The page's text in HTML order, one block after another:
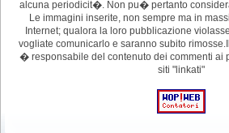
alcuna periodicit�. Non pu� pertanto
Le immagini inserite, non sempre ma in
Internet; qualora la loro pubblicazione
vogliate comunicarlo e saranno subito
� responsabile del contenuto dei commenti ai
siti "linkati"